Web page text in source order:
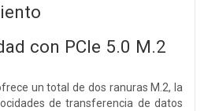
con PCIe 5.0 M.2
un total de dos ranuras M.2, la
de transferencia de datos